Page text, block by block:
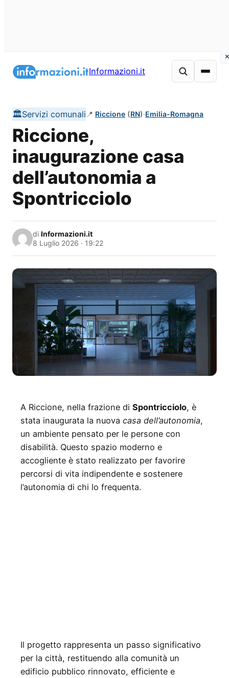
Informazioni.it
🏛️Servizi comunali 📍 Riccione (RN)·Emilia-Romagna
Riccione,
inaugurazione casa
dell’autonomia a
Spontricciolo
di Informazioni.it
8 Luglio 2026 · 19:22
A Riccione, nella frazione di Spontricciolo, è
stata inaugurata la nuova casa dell’autonomia,
un ambiente pensato per le persone con
disabilità. Questo spazio moderno e
accogliente è stato realizzato per favorire
percorsi di vita indipendente e sostenere
l’autonomia di chi lo frequenta.
Il progetto rappresenta un passo significativo
per la città, restituendo alla comunità un
edificio pubblico rinnovato, efficiente e